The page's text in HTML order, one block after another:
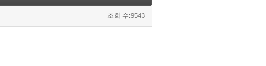
조회 수:9543